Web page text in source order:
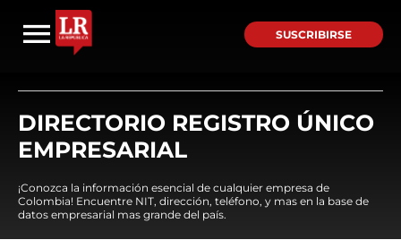
SUSCRIBIRSE
DIRECTORIO REGISTRO ÚNICO
EMPRESARIAL
¡Conozca la información esencial de cualquier empresa de
Colombia! Encuentre NIT, dirección, teléfono, y mas en la base de
datos empresarial mas grande del país.